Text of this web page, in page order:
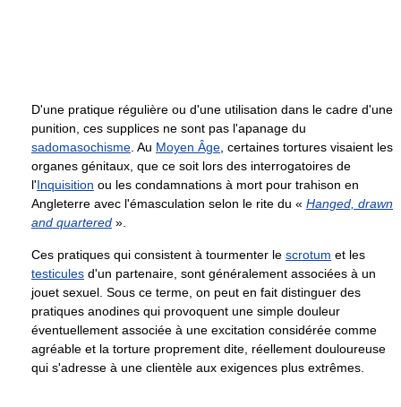
D'une pratique régulière ou d'une utilisation dans le cadre d'une
punition, ces supplices ne sont pas l'apanage du
sadomasochisme. Au Moyen Âge, certaines tortures visaient les
organes génitaux, que ce soit lors des interrogatoires de
l'Inquisition ou les condamnations à mort pour trahison en
Angleterre avec l'émasculation selon le rite du « Hanged, drawn
and quartered ».
Ces pratiques qui consistent à tourmenter le scrotum et les
testicules d'un partenaire, sont généralement associées à un
jouet sexuel. Sous ce terme, on peut en fait distinguer des
pratiques anodines qui provoquent une simple douleur
éventuellement associée à une excitation considérée comme
agréable et la torture proprement dite, réellement douloureuse
qui s'adresse à une clientèle aux exigences plus extrêmes.